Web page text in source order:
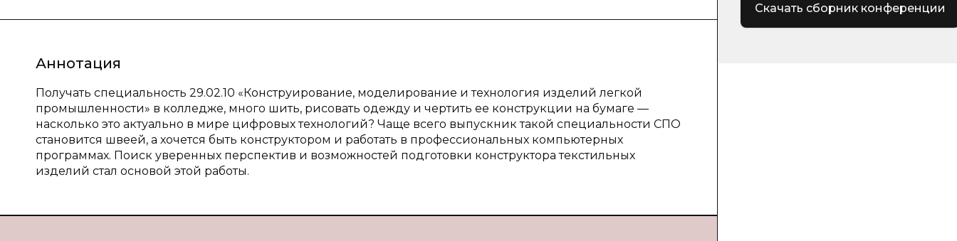
Аннотация
Получать специальность 29.02.10 «Конструирование, моделирование и технология изделий легкой
промышленности» в колледже, много шить, рисовать одежду и чертить ее конструкции на бумаге —
насколько это актуально в мире цифровых технологий? Чаще всего выпускник такой специальности СПО
становится швеей, а хочется быть конструктором и работать в профессиональных компьютерных
программах. Поиск уверенных перспектив и возможностей подготовки конструктора текстильных
изделий стал основой этой работы.
Скачать сборник конференции